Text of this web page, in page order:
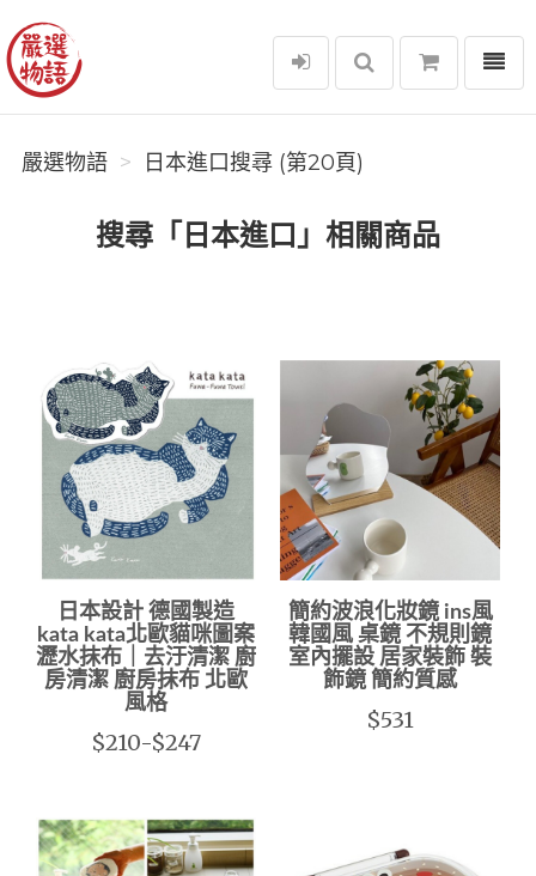
嚴選物語
選單
嚴選物語 日本進口搜尋 (第20頁)
搜尋「日本進口」相關商品
日本設計 德國製造
kata kata北歐貓咪圖案
瀝水抹布｜去汙清潔 廚
房清潔 廚房抹布 北歐
風格
$210-$247
簡約波浪化妝鏡 ins風
韓國風 桌鏡 不規則鏡
室內擺設 居家裝飾 裝
飾鏡 簡約質感
$531